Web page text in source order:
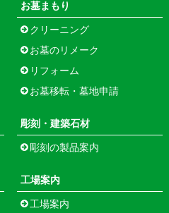
お墓まもり
クリーニング
お墓のリメーク
リフォーム
お墓移転・墓地申請
彫刻・建築石材
彫刻の製品案内
工場案内
工場案内